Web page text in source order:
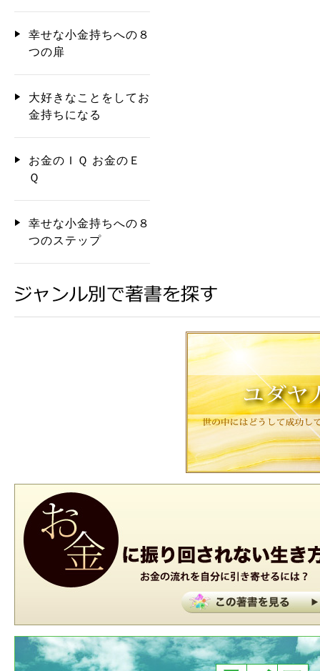
幸せな小金持ちへの８
つの扉
大好きなことをしてお
金持ちになる
お金のＩＱ お金のＥ
Ｑ
幸せな小金持ちへの８
つのステップ